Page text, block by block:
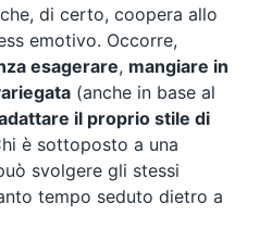
di certo, coopera allo
emotivo. Occorre,
esagerare, mangiare in
(anche in base al
il proprio stile di
è sottoposto a una
svolgere gli stessi
tempo seduto dietro a